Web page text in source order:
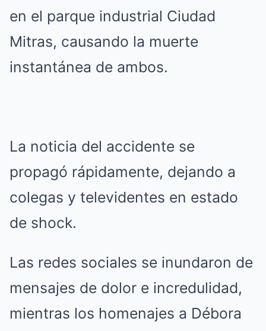
en el parque industrial Ciudad
Mitras, causando la muerte
instantánea de ambos.
La noticia del accidente se
propagó rápidamente, dejando a
colegas y televidentes en estado
de shock.
Las redes sociales se inundaron de
mensajes de dolor e incredulidad,
mientras los homenajes a Débora